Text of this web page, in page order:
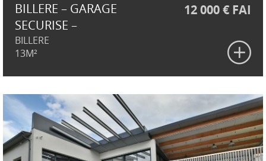
BILLERE – GARAGE
SECURISE –
12 000 € FAI
BILLERE
13M²